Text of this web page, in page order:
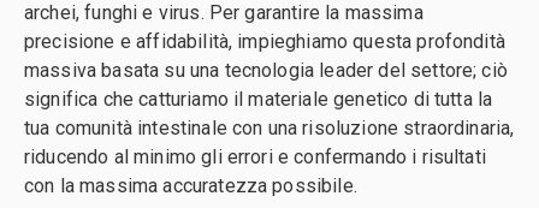
archei, funghi e virus. Per garantire la massima
precisione e affidabilità, impieghiamo questa profondità
massiva basata su una tecnologia leader del settore; ciò
significa che catturiamo il materiale genetico di tutta la
tua comunità intestinale con una risoluzione straordinaria,
riducendo al minimo gli errori e confermando i risultati
con la massima accuratezza possibile.